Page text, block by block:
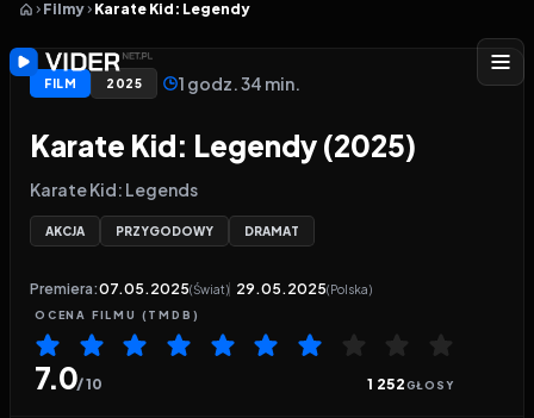
Filmy Karate Kid: Legendy
FILM 2025 1 godz. 34 min.
Karate Kid: Legendy (2025)
Karate Kid: Legends
AKCJA PRZYGODOWY DRAMAT
Premiera:07.05.2025(Świat) 29.05.2025(Polska)
OCENA FILMU (TMDB)
7.0/ 10 1 252GŁOSY